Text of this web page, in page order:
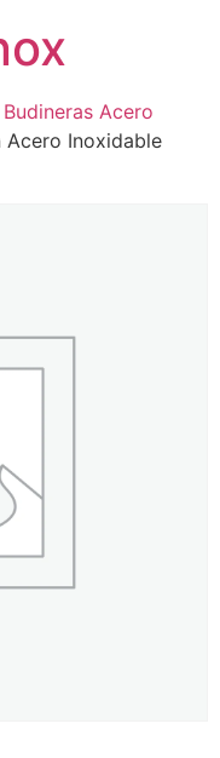
Budineras Acero
Acero Inoxidable